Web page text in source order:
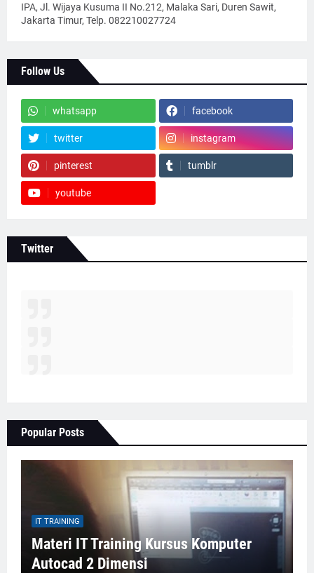
IPA, Jl. Wijaya Kusuma II No.212, Malaka Sari, Duren Sawit,
Jakarta Timur, Telp. 082210027724
Follow Us
whatsapp facebook
twitter instagram
pinterest tumblr
youtube
Twitter
Popular Posts
IT TRAINING
Materi IT Training Kursus Komputer
Autocad 2 Dimensi